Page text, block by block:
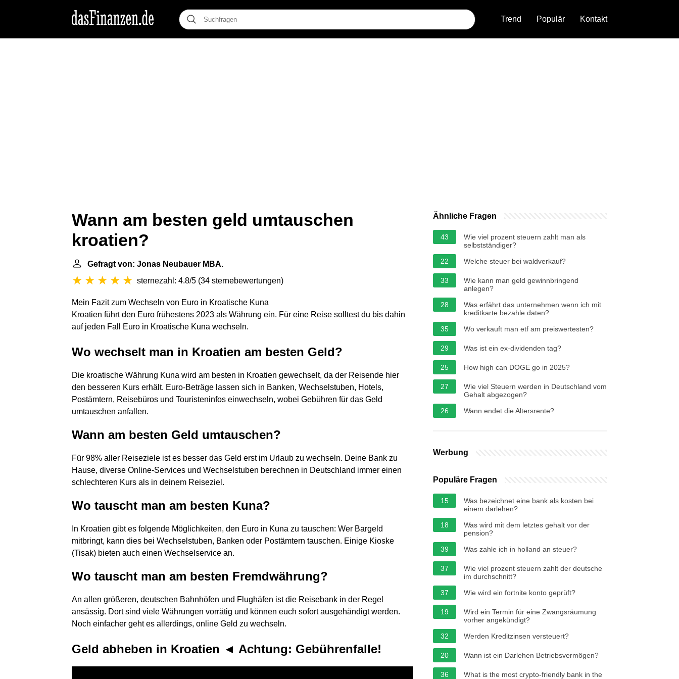
Trend Populär Kontakt
Wann am besten geld umtauschen
kroatien?
Gefragt von: Jonas Neubauer MBA.
sternezahl: 4.8/5 (34 sternebewertungen)
Mein Fazit zum Wechseln von Euro in Kroatische Kuna
Kroatien führt den Euro frühestens 2023 als Währung ein. Für eine Reise solltest du bis dahin
auf jeden Fall Euro in Kroatische Kuna wechseln.
Wo wechselt man in Kroatien am besten Geld?
Die kroatische Währung Kuna wird am besten in Kroatien gewechselt, da der Reisende hier
den besseren Kurs erhält. Euro-Beträge lassen sich in Banken, Wechselstuben, Hotels,
Postämtern, Reisebüros und Touristeninfos einwechseln, wobei Gebühren für das Geld
umtauschen anfallen.
Wann am besten Geld umtauschen?
Für 98% aller Reiseziele ist es besser das Geld erst im Urlaub zu wechseln. Deine Bank zu
Hause, diverse Online-Services und Wechselstuben berechnen in Deutschland immer einen
schlechteren Kurs als in deinem Reiseziel.
Wo tauscht man am besten Kuna?
In Kroatien gibt es folgende Möglichkeiten, den Euro in Kuna zu tauschen: Wer Bargeld
mitbringt, kann dies bei Wechselstuben, Banken oder Postämtern tauschen. Einige Kioske
(Tisak) bieten auch einen Wechselservice an.
Wo tauscht man am besten Fremdwährung?
An allen größeren, deutschen Bahnhöfen und Flughäfen ist die Reisebank in der Regel
ansässig. Dort sind viele Währungen vorrätig und können euch sofort ausgehändigt werden.
Noch einfacher geht es allerdings, online Geld zu wechseln.
Geld abheben in Kroatien ◄ Achtung: Gebührenfalle!
Ähnliche Fragen
43
Wie viel prozent steuern zahlt man als
selbstständiger?
22
Welche steuer bei waldverkauf?
33
Wie kann man geld gewinnbringend
anlegen?
28
Was erfährt das unternehmen wenn ich mit
kreditkarte bezahle daten?
35
Wo verkauft man etf am preiswertesten?
29 Was ist ein ex-dividenden tag?
25 How high can DOGE go in 2025?
27
Wie viel Steuern werden in Deutschland vom
Gehalt abgezogen?
26
Wann endet die Altersrente?
Werbung
Populäre Fragen
15
Was bezeichnet eine bank als kosten bei
einem darlehen?
18
Was wird mit dem letztes gehalt vor der
pension?
39
Was zahle ich in holland an steuer?
37
Wie viel prozent steuern zahlt der deutsche
im durchschnitt?
37
Wie wird ein fortnite konto geprüft?
19
Wird ein Termin für eine Zwangsräumung
vorher angekündigt?
32
Werden Kreditzinsen versteuert?
20 Wann ist ein Darlehen Betriebsvermögen?
36
What is the most crypto-friendly bank in the